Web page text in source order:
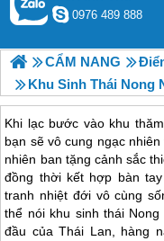
0976 489 888
CẨM NANG
Khu Sinh Thái Nong
Khi lạc bước vào khu
bạn sẽ vô cung ngạc
nhiên ban tặng cảnh sắc
đồng thời kết hợp bàn
tranh nhiệt đới vô cùng
thể nói khu sinh thái
đầu của Thái Lan, hàng